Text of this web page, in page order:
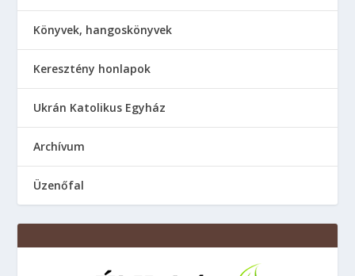
Könyvek, hangoskönyvek
Keresztény honlapok
Ukrán Katolikus Egyház
Аrchívum
Üzenőfal